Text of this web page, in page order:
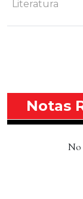
Literatura
Notas
No